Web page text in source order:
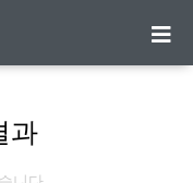
과